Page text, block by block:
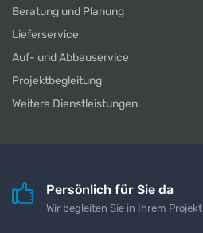
Beratung und Planung
Lieferservice
Auf- und Abbauservice
Projektbegleitung
Weitere Dienstleistungen
Persönlich für Sie da
Wir begleiten Sie in Ihrem Projekt